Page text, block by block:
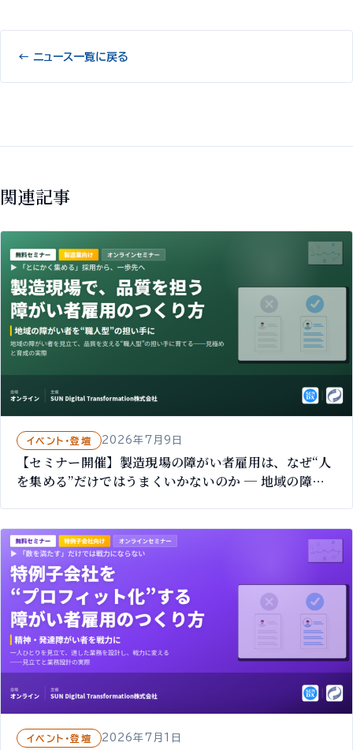
← ニュース一覧に戻る
関連記事
イベント・登壇 2026年7月9日
【セミナー開催】製造現場の障がい者雇用は、なぜ“人
を集める”だけではうまくいかないのか ─ 地域の障が
イベント・登壇 2026年7月1日